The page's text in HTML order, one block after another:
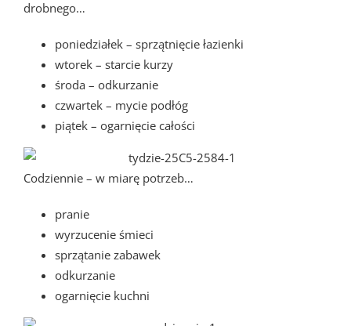
drobnego…
poniedziałek – sprzątnięcie łazienki
wtorek – starcie kurzy
środa – odkurzanie
czwartek – mycie podłóg
piątek – ogarnięcie całości
Codziennie – w miarę potrzeb…
pranie
wyrzucenie śmieci
sprzątanie zabawek
odkurzanie
ogarnięcie kuchni